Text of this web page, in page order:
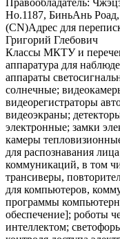
Но.1187, БиньАнь
(CN)Адрес для
Григорий Глебович
Классы МКТУ и
аппаратура для
аппараты
солнечные;
видеорегистраторы
видеоэкраны;
электронные; замки
камеры
для распознавания
коммуникаций, в том
трансиверы,
для компьютеров,
программы
обеспечение]; роботы
интеллектом;